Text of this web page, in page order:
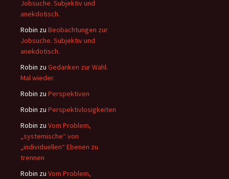
Jobsuche. Subjektiv und
anekdotisch.
Robin zu Beobachtungen zur
Jobsuche. Subjektiv und
anekdotisch.
Robin zu Gedanken zur Wahl.
Mal wieder.
Robin zu Perspektiven
Robin zu Perspektivlosigkeiten
Robin zu Vom Problem,
„systemische“ von
„individuellen“ Ebenen zu
trennen
Robin zu Vom Problem,